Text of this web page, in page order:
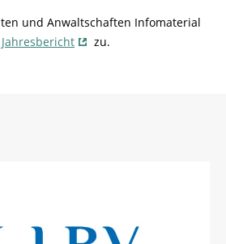
und Anwaltschaften Infomaterial
zu.